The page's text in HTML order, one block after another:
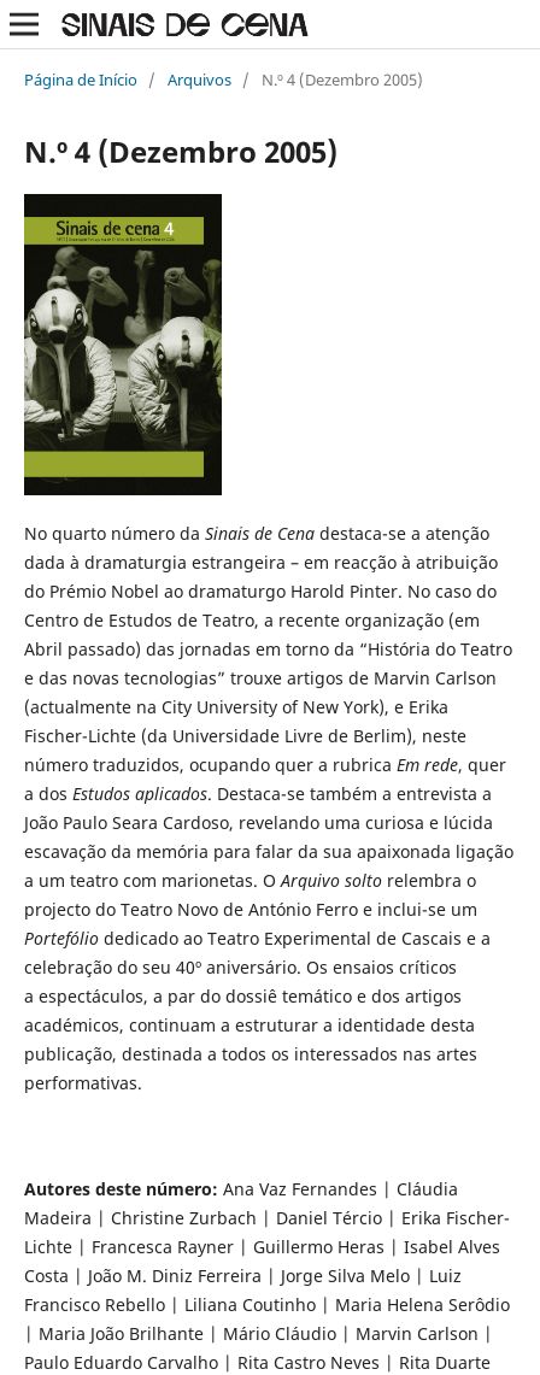
Página de Início / Arquivos / N.º 4 (Dezembro 2005)
N.º 4 (Dezembro 2005)
No quarto número da Sinais de Cenadestaca-se a atenção
dada à dramaturgia estrangeira – em reacção à atribuição
do Prémio Nobel ao dramaturgo Harold Pinter. No caso do
Centro de Estudos de Teatro, a recente organização (em
Abril passado) das jornadas em torno da “História do Teatro
e das novas tecnologias” trouxe artigos de Marvin Carlson
(actualmente na City University of New York), e Erika
Fischer-Lichte (da Universidade Livre de Berlim), neste
número traduzidos, ocupando quer a rubrica Em rede, quer
a dos Estudos aplicados. Destaca-se também a entrevista a
João Paulo Seara Cardoso, revelando uma curiosa e lúcida
escavação da memória para falar da sua apaixonada ligação
a um teatro com marionetas. OArquivo soltorelembra o
projecto do Teatro Novo de António Ferro e inclui-se um
Portefóliodedicado ao Teatro Experimental de Cascais e a
celebração do seu 40º aniversário. Os ensaios críticos
a espectáculos, a par do dossiê temático e dos artigos
académicos, continuam a estruturar a identidade desta
publicação, destinada a todos os interessados nas artes
performativas.
Autores deste número: Ana Vaz Fernandes | Cláudia
Madeira | Christine Zurbach | Daniel Tércio | Erika Fischer-
Lichte | Francesca Rayner | Guillermo Heras | Isabel Alves
Costa | João M. Diniz Ferreira | Jorge Silva Melo | Luiz
Francisco Rebello | Liliana Coutinho | Maria Helena Serôdio
| Maria João Brilhante | Mário Cláudio | Marvin Carlson |
Paulo Eduardo Carvalho | Rita Castro Neves | Rita Duarte